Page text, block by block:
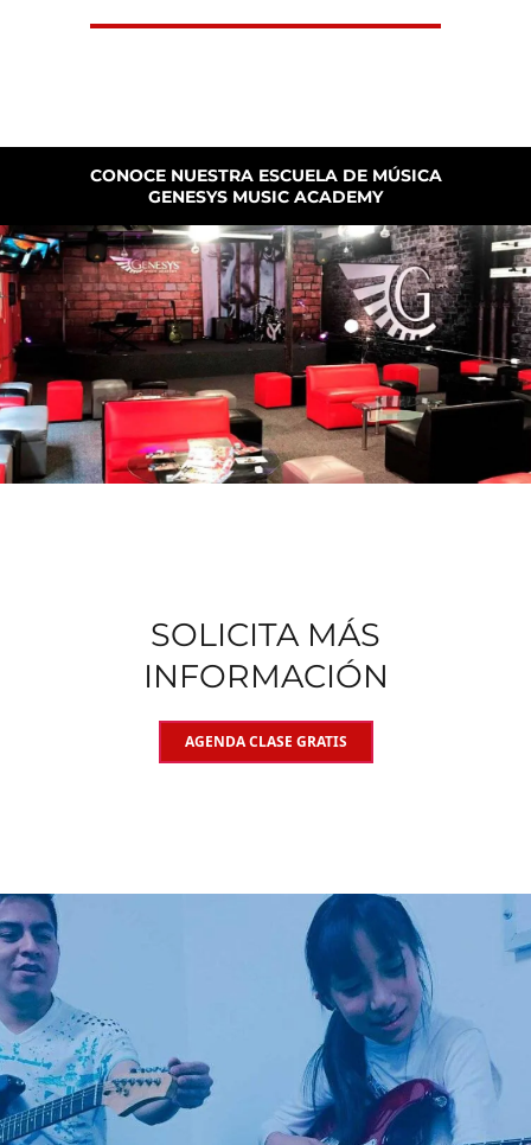
CONOCE NUESTRA ESCUELA DE MÚSICA
GENESYS MUSIC ACADEMY
SOLICITA MÁS
INFORMACIÓN
AGENDA CLASE GRATIS